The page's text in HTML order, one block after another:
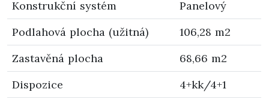
Konstrukční systém
Panelový
Podlahová plocha (užitná)
106,28 m2
Zastavěná plocha
68,66 m2
Dispozice
4+kk/4+1